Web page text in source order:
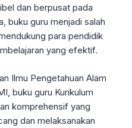
dan berpusat pada
buku guru menjadi salah
para pendidik
yang efektif.
Ilmu Pengetahuan Alam
buku guru Kurikulum
komprehensif yang
dan melaksanakan